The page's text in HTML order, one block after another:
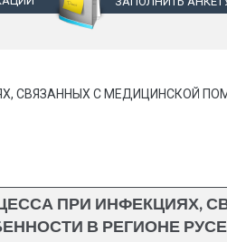
СВЯЗАННЫХ С МЕДИЦИНСКОЙ
ПРИ ИНФЕКЦИЯХ,
В РЕГИОНЕ РУСЕ